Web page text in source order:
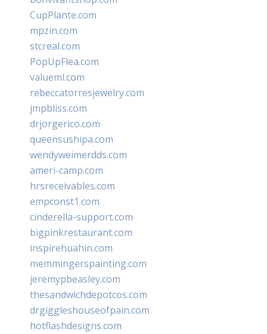
CupPlante.com
mpzin.com
stcreal.com
PopUpFlea.com
valueml.com
rebeccatorresjewelry.com
jmpbliss.com
drjorgerico.com
queensushipa.com
wendyweimerdds.com
ameri-camp.com
hrsreceivables.com
empconst1.com
cinderella-support.com
bigpinkrestaurant.com
inspirehuahin.com
memmingerspainting.com
jeremypbeasley.com
thesandwichdepotcos.com
drgiggleshouseofpain.com
hotflashdesigns.com